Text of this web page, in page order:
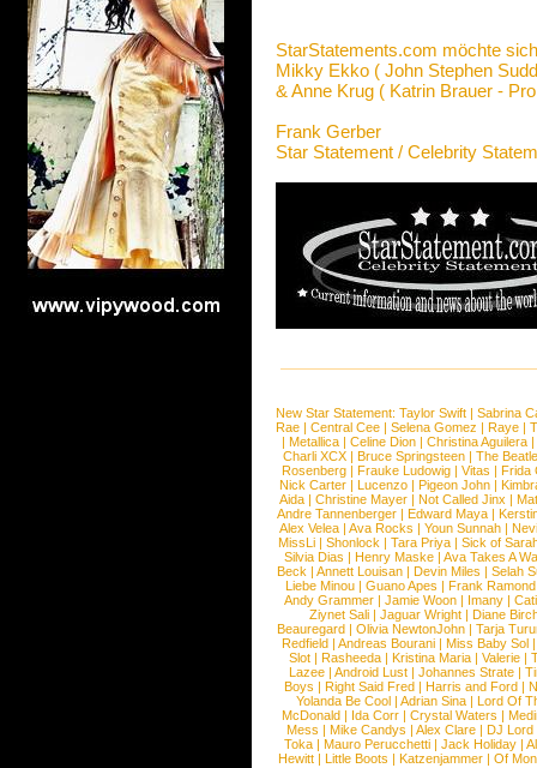
StarStatements.com möchte
Mikky Ekko ( John Stephen
& Anne Krug ( Katrin Brauer -
Frank Gerber
Star Statement / Celebrity
New Star Statement: Taylor Swift | Sabrina
Rae |Central Cee |Selena Gomez |Raye |
| Metallica | Celine Dion | Christina Aguilera |
Charli XCX |Bruce Springsteen |The
Rosenberg | Frauke Ludowig | Vitas | Frida
Nick Carter | Lucenzo | Pigeon John |
Aida |Christine Mayer |Not Called Jinx |
Andre Tannenberger | Edward Maya |
Alex Velea | Ava Rocks | Youn Sunnah |
MissLi | Shonlock | Tara Priya | Sick of
Silvia Dias |Henry Maske |Ava Takes A
Beck |Annett Louisan |Devin Miles |Selah
Liebe Minou |Guano Apes |Frank Ramond
Andy Grammer |Jamie Woon | Imany |
Ziynet Sali |Jaguar Wright |Diane
Beauregard |Olivia NewtonJohn |Tarja
Redfield | Andreas Bourani | Miss Baby Sol
Slot | Rasheeda | Kristina Maria | Valerie |
Lazee | Android Lust | Johannes Strate |
Boys | Right Said Fred | Harris and Ford |
Yolanda Be Cool |Adrian Sina |Lord Of
McDonald | Ida Corr |Crystal Waters |
Mess | Mike Candys | Alex Clare | DJ Lord
Toka | Mauro Perucchetti | Jack Holiday |
Hewitt |Little Boots |Katzenjammer |Of